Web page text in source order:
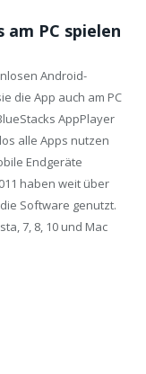
PC spielen
Android-
die App auch am PC
AppPlayer
alle Apps nutzen
Endgeräte
haben weit über
Software genutzt.
7, 8, 10 und Mac